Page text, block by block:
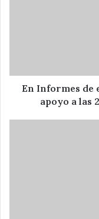
a
En Informes de
apoyo a las